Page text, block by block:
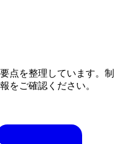
点を整理しています。制
をご確認ください。